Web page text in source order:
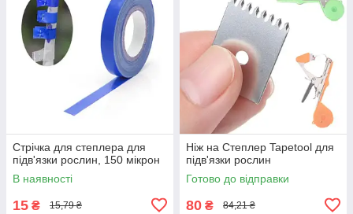
Стрічка для степлера для
підв'язки рослин, 150 мікрон
В наявності
15 ₴ 15,79 ₴
Ніж на Степлер Tapetool для
підв'язки рослин
Готово до відправки
80 ₴ 84,21 ₴